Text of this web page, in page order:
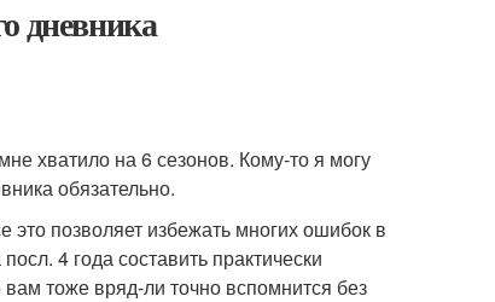
дневника
хватило на 6 сезонов. Кому-то я могу
обязательно.
позволяет избежать многих ошибок в
4 года составить практически
тоже вряд-ли точно вспомнится без